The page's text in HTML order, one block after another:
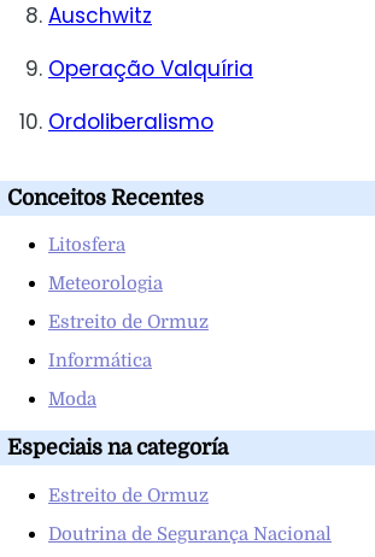
Auschwitz
Operação Valquíria
Ordoliberalismo
Conceitos Recentes
Litosfera
Meteorologia
Estreito de Ormuz
Informática
Moda
Especiais na categoría
Estreito de Ormuz
Doutrina de Segurança Nacional